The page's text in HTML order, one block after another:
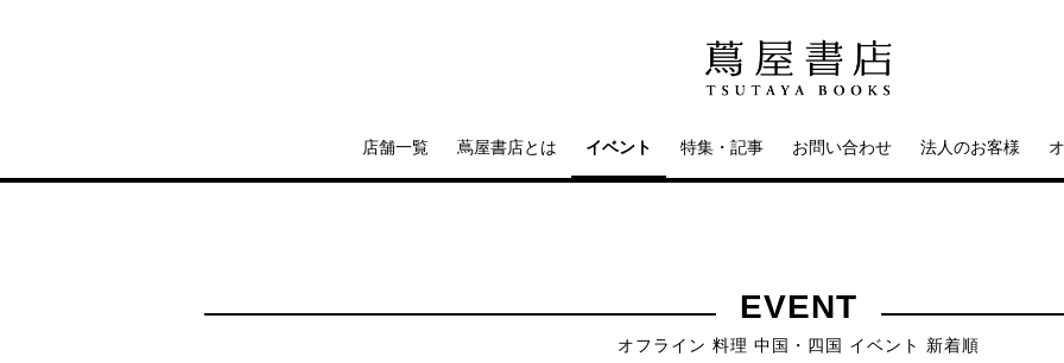
店舗一覧 蔦屋書店とは イベント 特集・記事 お問い合わせ 法人のお客様
EVENT
オフライン 料理 中国・四国 イベント 新着順